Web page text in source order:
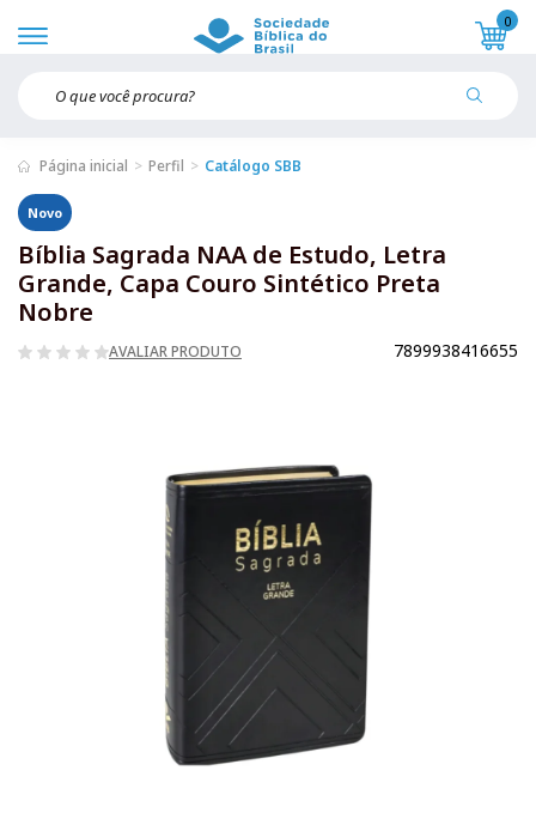
0
Página inicial Perfil Catálogo SBB
Novo
Bíblia Sagrada NAA de Estudo, Letra
Grande, Capa Couro Sintético Preta
Nobre
AVALIAR PRODUTO 7899938416655